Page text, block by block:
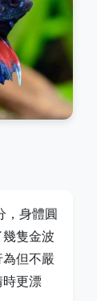
，身體圓
隻金波
但不嚴
更漂